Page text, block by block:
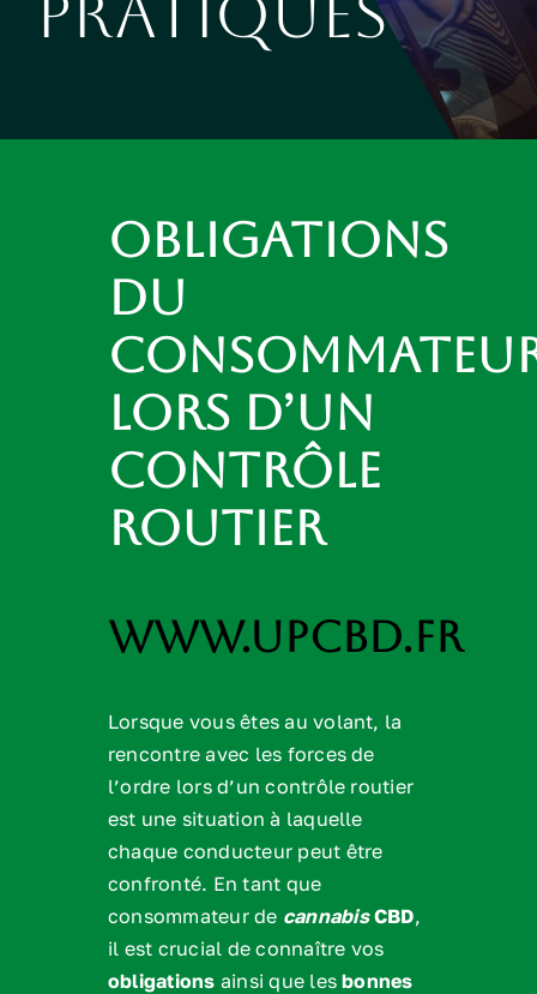
Pratiques
Obligations
du
lors d’un
Contrôle
Routier
www.upcbd.fr
Lorsque vous êtes au volant, la
rencontre avec les forces de
l’ordre lors d’un contrôle routier
est une situation à laquelle
chaque conducteur peut être
confronté. En tant que
consommateur de cannabis CBD,
il est crucial de connaître vos
obligations ainsi que lesbonnes